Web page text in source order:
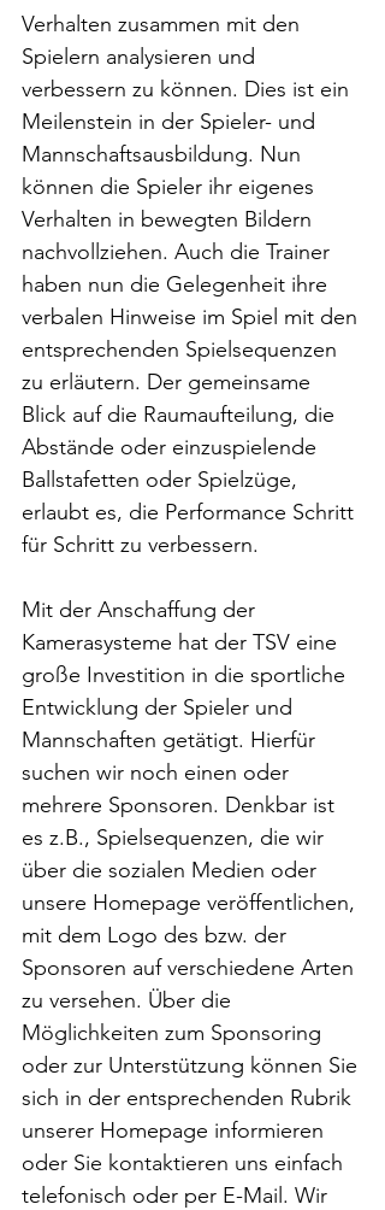
Verhalten zusammen mit den
Spielern analysieren und
verbessern zu können. Dies ist ein
Meilenstein in der Spieler- und
Mannschaftsausbildung. Nun
können die Spieler ihr eigenes
Verhalten in bewegten Bildern
nachvollziehen. Auch die Trainer
haben nun die Gelegenheit ihre
verbalen Hinweise im Spiel mit den
entsprechenden Spielsequenzen
zu erläutern. Der gemeinsame
Blick auf die Raumaufteilung, die
Abstände oder einzuspielende
Ballstafetten oder Spielzüge,
erlaubt es, die Performance Schritt
für Schritt zu verbessern.
Mit der Anschaffung der
Kamerasysteme hat der TSV eine
große Investition in die sportliche
Entwicklung der Spieler und
Mannschaften getätigt. Hierfür
suchen wir noch einen oder
mehrere Sponsoren. Denkbar ist
es z.B., Spielsequenzen, die wir
über die sozialen Medien oder
unsere Homepage veröffentlichen,
mit dem Logo des bzw. der
Sponsoren auf verschiedene Arten
zu versehen. Über die
Möglichkeiten zum Sponsoring
oder zur Unterstützung können Sie
sich in der entsprechenden Rubrik
unserer Homepage informieren
oder Sie kontaktieren uns einfach
telefonisch oder per E-Mail. Wir